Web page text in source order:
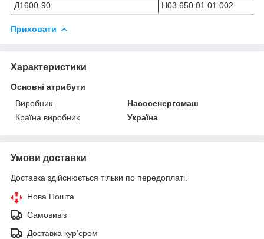
Д1600-90
Н03.650.01.01.002
Приховати
Характеристики
Основні атрибути
Виробник
Насосенергомаш
Країна виробник
Україна
Умови доставки
Доставка здійснюється тільки по передоплаті.
Нова Пошта
Самовивіз
Доставка кур'єром